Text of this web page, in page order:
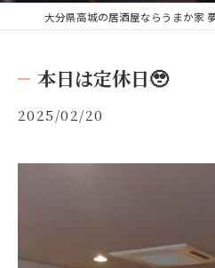
本日は定休日🥹
2025/02/20